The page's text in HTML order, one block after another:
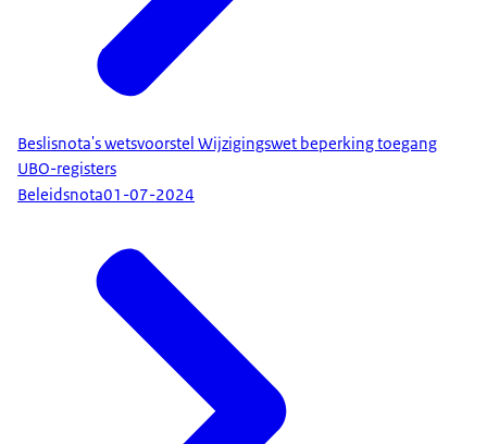
Beslisnota's wetsvoorstel Wijzigingswet beperking toegang
UBO-registers
Beleidsnota01-07-2024